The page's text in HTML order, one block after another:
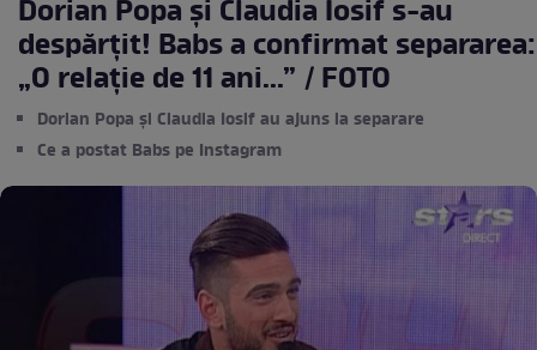
Dorian Popa și Claudia Iosif s-au
despărțit! Babs a confirmat separarea:
„O relație de 11 ani...” / FOTO
Dorian Popa și Claudia Iosif au ajuns la separare
Ce a postat Babs pe Instagram